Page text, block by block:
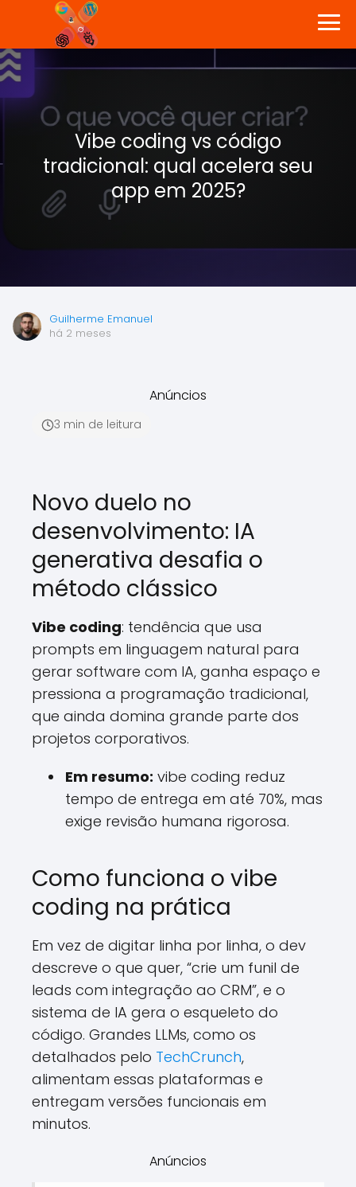
Vibe coding vs código
tradicional: qual acelera seu
app em 2025?
Guilherme Emanuel
há 2 meses
Anúncios
3 min de leitura
Novo duelo no
desenvolvimento: IA
generativa desafia o
método clássico
Vibe coding: tendência que usa
prompts em linguagem natural para
gerar software com IA, ganha espaço e
pressiona a programação tradicional,
que ainda domina grande parte dos
projetos corporativos.
Em resumo: vibe coding reduz
tempo de entrega em até 70%, mas
exige revisão humana rigorosa.
Como funciona o vibe
coding na prática
Em vez de digitar linha por linha, o dev
descreve o que quer, “crie um funil de
leads com integração ao CRM”, e o
sistema de IA gera o esqueleto do
código. Grandes LLMs, como os
detalhados pelo TechCrunch,
alimentam essas plataformas e
entregam versões funcionais em
minutos.
Anúncios